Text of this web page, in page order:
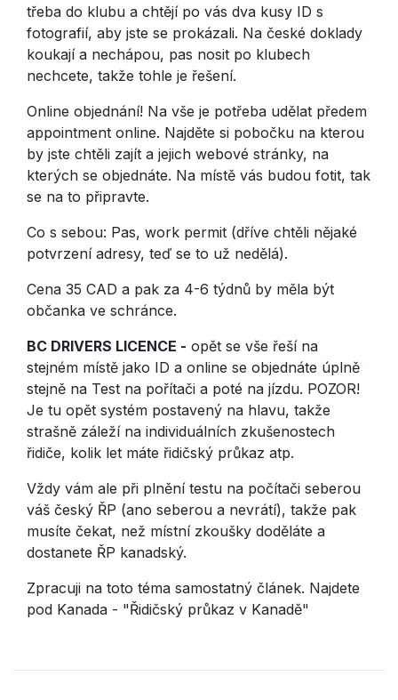
třeba do klubu a chtějí po vás dva kusy ID s
fotografií, aby jste se prokázali. Na české doklady
koukají a nechápou, pas nosit po klubech
nechcete, takže tohle je řešení.
Online objednání! Na vše je potřeba udělat předem
appointment online. Najděte si pobočku na kterou
by jste chtěli zajít a jejich webové stránky, na
kterých se objednáte. Na místě vás budou fotit, tak
se na to připravte.
Co s sebou: Pas, work permit (dříve chtěli nějaké
potvrzení adresy, teď se to už nedělá).
Cena 35 CAD a pak za 4-6 týdnů by měla být
občanka ve schránce.
BC DRIVERS LICENCE - opět se vše řeší na
stejném místě jako ID a online se objednáte úplně
stejně na Test na pořítači a poté na jízdu. POZOR!
Je tu opět systém postavený na hlavu, takže
strašně záleží na individuálních zkušenostech
řidiče, kolik let máte řidičský průkaz atp.
Vždy vám ale při plnění testu na počítači seberou
váš český ŘP (ano seberou a nevrátí), takže pak
musíte čekat, než místní zkoušky doděláte a
dostanete ŘP kanadský.
Zpracuji na toto téma samostatný článek. Najdete
pod Kanada - "Řidičský průkaz v Kanadě"